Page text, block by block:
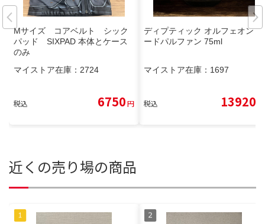
Mサイズ コアベルト シック
パッド SIXPAD 本体とケース
のみ
マイストア在庫： 2724
税込 6750円
ディプティック オルフェオン オ
ードパルファン 75ml
マイストア在庫： 1697
税込 13920
近くの売り場の商品